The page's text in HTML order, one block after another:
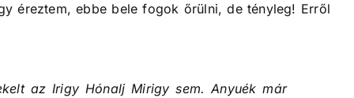
éreztem, ebbe bele fogok őrülni, de tényleg! Erről
az Irigy Hónalj Mirigy sem. Anyuék már